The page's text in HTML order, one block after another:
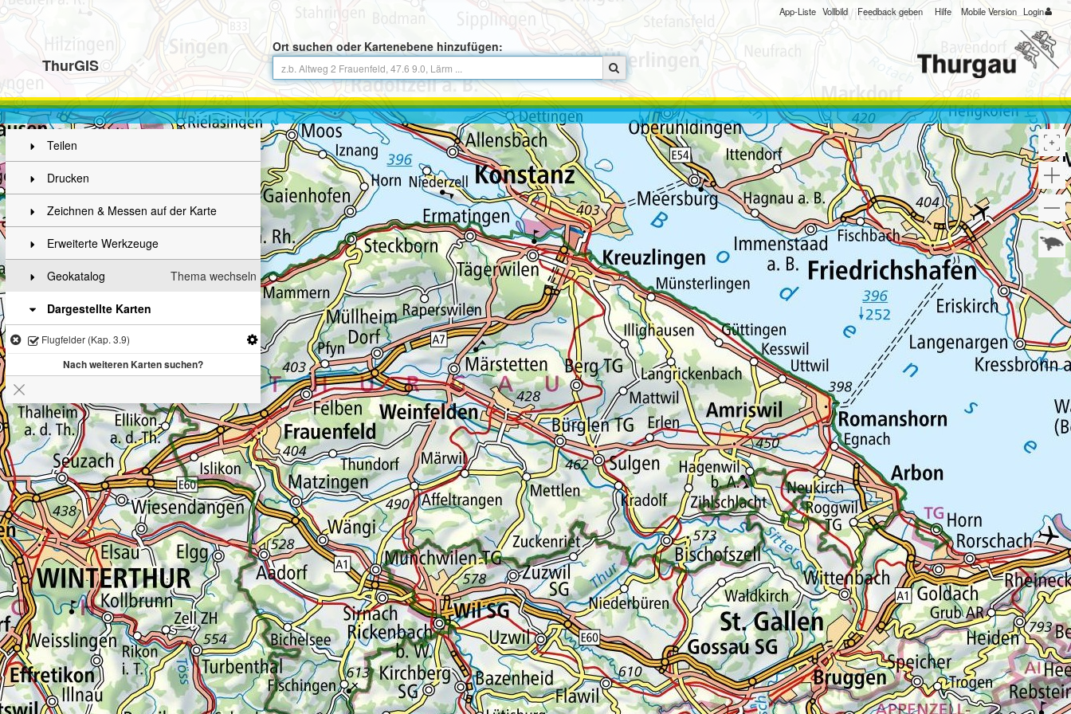
ThurGIS
Ort suchen oder Kartenebene hinzufügen:
App-Liste Vollbild Feedback geben Hilfe Mobile Version Login
Teilen
Drucken
Zeichnen & Messen auf der Karte
Erweiterte Werkzeuge
Thema wechseln
Geokatalog
Dargestellte Karten
Flugfelder (Kap. 3.9)
Nach weiteren Karten suchen?